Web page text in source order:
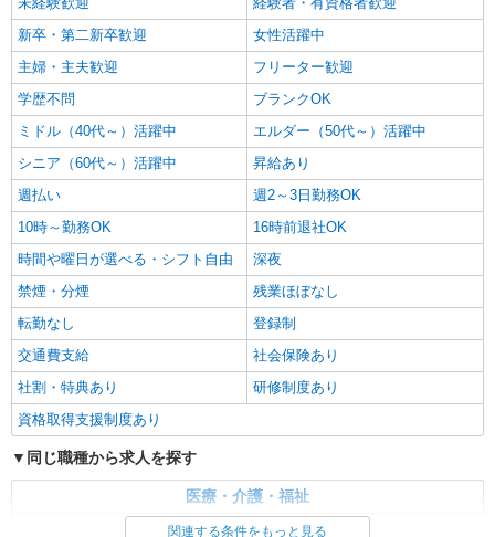
個別ケア重視！高級シニア住宅で巡回やケアな
ど＊豊田市駅/日払いOK
時給1500円〜2125円 ＜日払い有/週払い有/交
通費全支給(ガソリン代含む)＞
豊田市◎車通勤OK
キープ 詳細を見る
派遣社員
株式会社kotrio /●NG-H-2029595
＜豊田市＞デイサービスSTAFF＊16時退社も
OK！子育て世代活躍中
時給1500円〜2125円 ＜日払い有/週払い有/交
通費全支給(ガソリン代含む)＞
豊田市◎車通勤OK
詳細を見る
株式会社kotrio /●NG-H-1815170
夕方までのデイサービス☆車の運転できる方優
遇【豊田市】
新卒・第二新卒歓迎
女性活躍中
主婦・主夫歓迎
フリーター歓迎
学歴不問
ブランクOK
ミドル（40代～）活躍中
エルダー（50代～）活躍中
シニア（60代～）活躍中
昇給あり
週払い
週2～3日勤務OK
10時～勤務OK
16時前退社OK
時間や曜日が選べる・シフト自由
深夜
禁煙・分煙
残業ほぼなし
転勤なし
登録制
交通費支給
社会保険あり
社割・特典あり
研修制度あり
資格取得支援制度あり
同じ職種から求人を探す
医療・介護・福祉
関連する条件をもっと見る